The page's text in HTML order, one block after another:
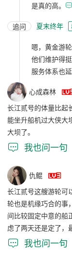
是真的高。 
追问 夏末终年
嗯，黄金游
他们维护得
服务体系也
心成森林
长江贰号的体量比起
能坐升船机过大侠大
大坝了。
 我也问一句
仇鲲 
长江贰号这艘游轮可
轮也是机缘巧合的事
间比较固定中意的船
虑了两天还是定了，
 我也问一句